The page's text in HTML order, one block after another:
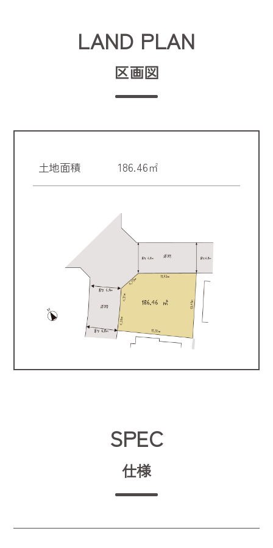
LAND PLAN
区画図
土地面積 186.46㎡
SPEC
仕様